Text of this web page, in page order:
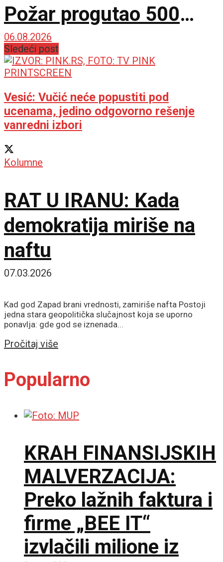
Požar progutao 500
hektara Peščare, sutra
nove mere Vlade
06.08.2026
Sledeći post
Vesić: Vučić neće popustiti pod
ucenama, jedino odgovorno rešenje
vanredni izbori
Kolumne
RAT U IRANU: Kada
demokratija miriše na
naftu
07.03.2026
Kad god Zapad brani vrednosti, zamiriše nafta Postoji
jedna stara geopolitička slučajnost koja se uporno
ponavlja: gde god se iznenada...
Pročitaj više
Popularno
KRAH FINANSIJSKIH
MALVERZACIJA:
Preko lažnih faktura i
firme „BEE IT“
izvlačili milione iz